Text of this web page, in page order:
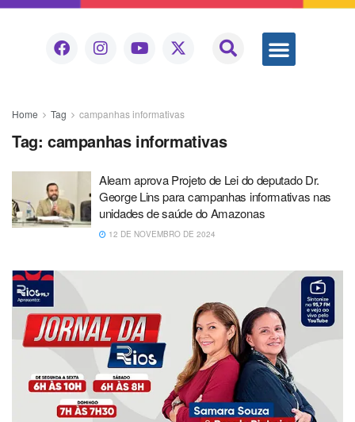
Home Tag campanhas informativas
Tag: campanhas informativas
Aleam aprova Projeto de Lei do deputado Dr.
George Lins para campanhas informativas nas
unidades de saúde do Amazonas
12 DE NOVEMBRO DE 2024